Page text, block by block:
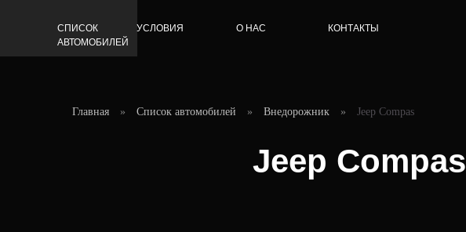
СПИСОК
АВТОМОБИЛЕЙ
УСЛОВИЯ О НАС КОНТАКТЫ
Главная » Список автомобилей » Внедорожник » Jeep Compas
Jeep Compas